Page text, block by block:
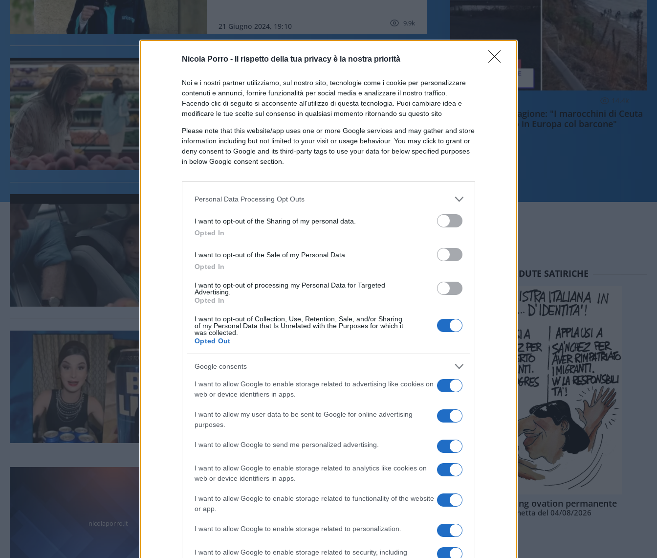
Nicola Porro - Il rispetto della tua privacy è la nostra priorità
Noi e i nostri partner utilizziamo, sul nostro sito, tecnologie come i cookie per personalizzare
contenuti e annunci, fornire funzionalità per social media e analizzare il nostro traffico.
Facendo clic di seguito si acconsente all'utilizzo di questa tecnologia. Puoi cambiare idea e
modificare le tue scelte sul consenso in qualsiasi momento ritornando su questo sito
Please note that this website/app uses one or more Google services and may gather and store
information including but not limited to your visit or usage behaviour. You may click to grant or
deny consent to Google and its third-party tags to use your data for below specified purposes
in below Google consent section.
Personal Data Processing Opt Outs
I want to opt-out of the Sharing of my personal data.
Opted In
I want to opt-out of the Sale of my Personal Data.
Opted In
I want to opt-out of processing my Personal Data for Targeted
Advertising.
Opted In
I want to opt-out of Collection, Use, Retention, Sale, and/or Sharing
of my Personal Data that Is Unrelated with the Purposes for which it
was collected.
Opted Out
Google consents
I want to allow Google to enable storage related to advertising like cookies on
web or device identifiers in apps.
I want to allow my user data to be sent to Google for online advertising
purposes.
I want to allow Google to send me personalized advertising.
I want to allow Google to enable storage related to analytics like cookies on
web or device identifiers in apps.
I want to allow Google to enable storage related to functionality of the website
or app.
I want to allow Google to enable storage related to personalization.
I want to allow Google to enable storage related to security, including
21 Giugno 2024, 19:10 9.9k
Perché va difesa la pesca di
Esselunga
2 Ottobre 2023, 16:22
Lo spot di Esselunga che fa uscire
Federico Punzi
Birra, rutti e buonsenso: i
consumatori cassano la Budweiser
trans
nicolaporro.it
Giallo a Brasilia: rubati a Bolsonaro
154 mila spot, un funzionario in
pericolo
ESTERI 14.4k
Meloni aveva ragione: "I marocchini di Ceuta
sbarcano in Europa col barcone"
SEDUTE SATIRICHE
La standing ovation permanente
Vignetta del 04/08/2026